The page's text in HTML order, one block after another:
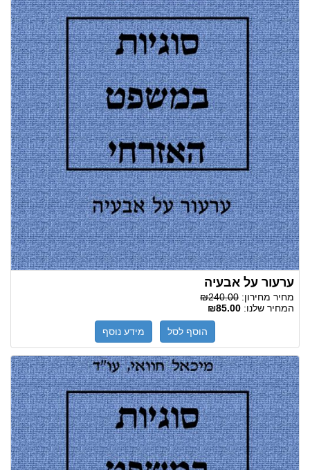
ערעור על אבעיה
מחיר מחירון: ₪240.00
המחיר שלנו: ₪85.00
הוסף לסל מידע נוסף